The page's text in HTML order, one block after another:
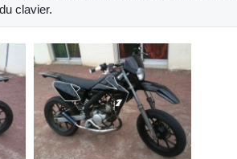
clavier.